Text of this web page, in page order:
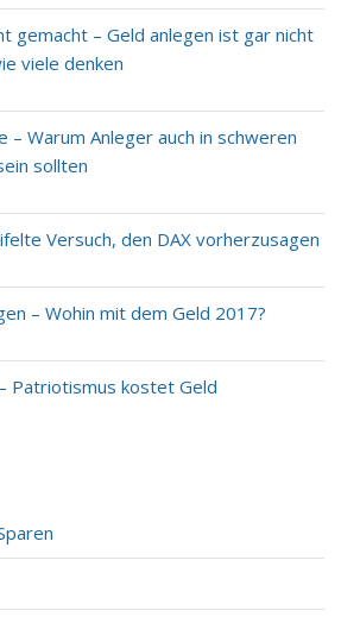
gemacht – Geld anlegen ist gar nicht
viele denken
– Warum Anleger auch in schweren
sollten
Versuch, den DAX vorherzusagen
– Wohin mit dem Geld 2017?
Patriotismus kostet Geld